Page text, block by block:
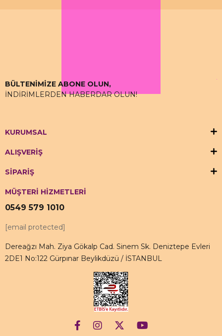
BÜLTENİMİZE ABONE OLUN,
İNDİRİMLERDEN HABERDAR OLUN!
KURUMSAL
ALIŞVERİŞ
SİPARİŞ
MÜŞTERİ HİZMETLERİ
0549 579 1010
[email protected]
Dereağzı Mah. Ziya Gökalp Cad. Sinem Sk. Deniztepe Evleri
2DE1 No:122 Gürpınar Beylikdüzü / İSTANBUL